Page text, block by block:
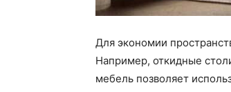
Для экономии
Например, откидные
мебель позволяет